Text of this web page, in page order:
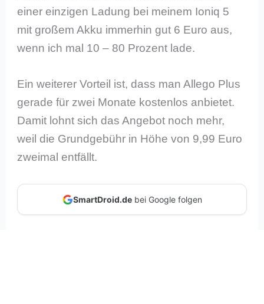
einer einzigen Ladung bei meinem Ioniq 5
mit großem Akku immerhin gut 6 Euro aus,
wenn ich mal 10 – 80 Prozent lade.
Ein weiterer Vorteil ist, dass man Allego Plus
gerade für zwei Monate kostenlos anbietet.
Damit lohnt sich das Angebot noch mehr,
weil die Grundgebühr in Höhe von 9,99 Euro
zweimal entfällt.
SmartDroid.debei Google folgen